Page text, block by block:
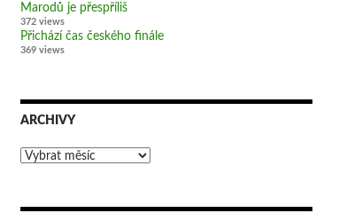
Marodů je přespříliš
372 views
Přichází čas českého finále
369 views
ARCHIVY
Archivy